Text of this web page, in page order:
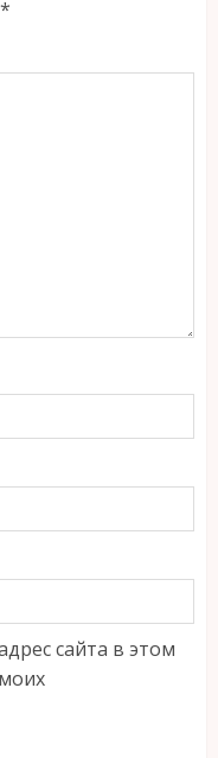
*
сайта в этом